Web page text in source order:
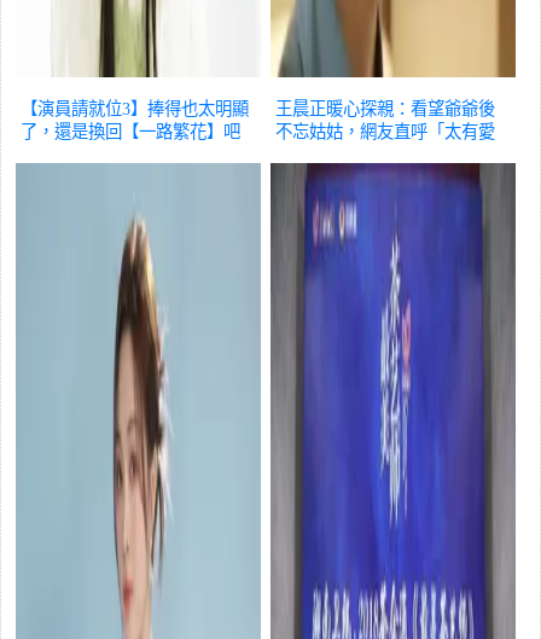
【演員請就位3】捧得也太明顯
了，還是換回【一路繁花】吧
王晨正暖心探親：看望爺爺後
不忘姑姑，網友直呼「太有愛